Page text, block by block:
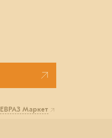
ЕВРАЗ Маркет